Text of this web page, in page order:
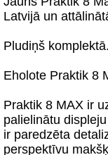
Latvijā un
Pludiņš komplektā.
Eholote Praktik 8
Praktik 8 MAX ir
palielinātu
ir paredzēta
perspektīvu